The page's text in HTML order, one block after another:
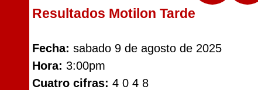
Resultados Motilon Tarde
Fecha: sabado 9 de agosto de 2025
Hora: 3:00pm
Cuatro cifras: 4 0 4 8